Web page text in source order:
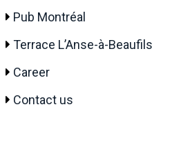
Pub Montréal
Terrace L’Anse-à-Beaufils
Career
Contact us